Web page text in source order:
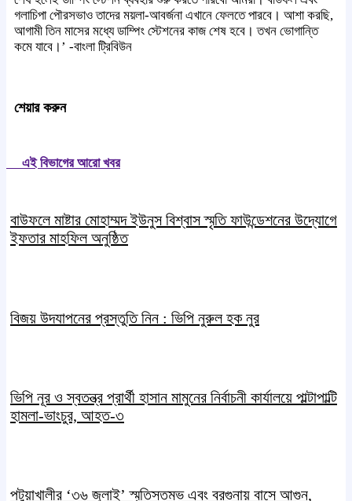
গলাচিপা পৌরসভাও তাদের ময়লা-আবর্জনা এখানে ফেলতে পারবে। আশা করছি,
আগামী তিন মাসের মধ্যে ডাম্পিং স্টেশনের কাজ শেষ হবে। তখন ভোগান্তি
কমে যাবে।’ -বাংলা ট্রিবিউন
শেয়ার করুন
এই বিভাগের আরো খবর
বাউফলে মাষ্টার মোহাম্মদ ইউনুস বিশ্বাস স্মৃতি ফাউন্ডেশনের উদ্যােগে
ইফতার মাহফিল অনুষ্ঠিত
বিজয় উদযাপনের প্রস্তুতি নিন : ভিপি নুরুল হক নুর
ভিপি নূর ও স্বতন্ত্র প্রার্থী হাসান মামুনের নির্বাচনী কার্যালয়ে পাল্টাপাল্টি
হামলা-ভাংচুর, আহত-৩
পটুয়াখালীর ‘৩৬ জুলাই’ স্মৃতিস্তম্ভ এবং বরগুনায় বাসে আগুন,